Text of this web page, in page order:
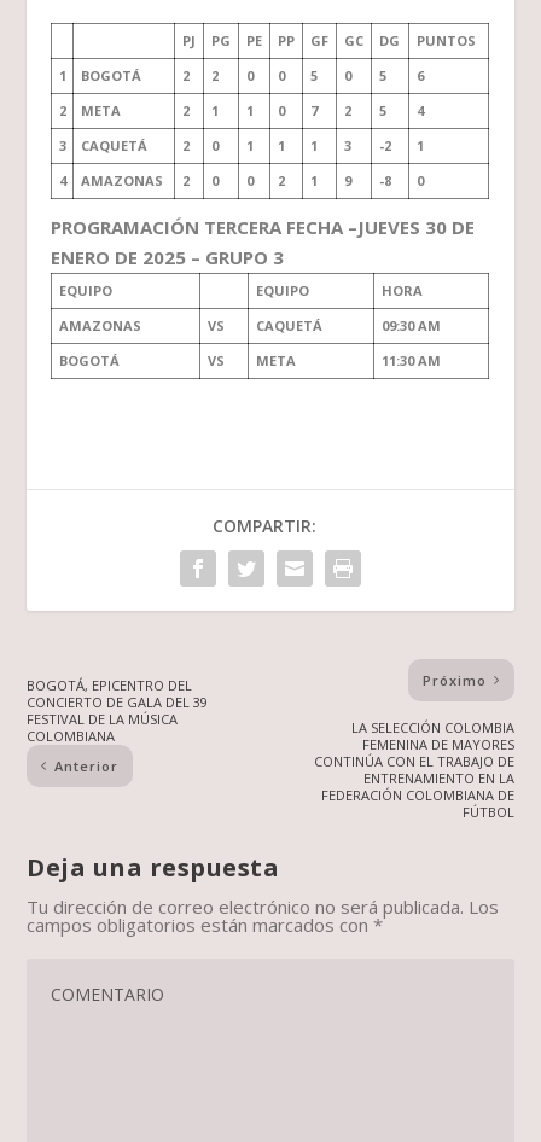
PJ PG PE PP GF GC DG
PUNTOS
1
BOGOTÁ 2 2 0 0 5 0 5
6
2
META 2 1 1 0 7 2 5
4
3
CAQUETÁ 2 0 1 1 1 3 -2
1
4
AMAZONAS 2 0 0 2 1 9 -8 0
PROGRAMACIÓN TERCERA FECHA –JUEVES 30 DE
ENERO DE 2025 – GRUPO 3
EQUIPO EQUIPO
HORA
AMAZONAS
VS CAQUETÁ
09:30 AM
BOGOTÁ
VS META 11:30 AM
COMPARTIR:
BOGOTÁ, EPICENTRO DEL
CONCIERTO DE GALA DEL 39
FESTIVAL DE LA MÚSICA
COLOMBIANA
Anterior
Próximo
LA SELECCIÓN COLOMBIA
FEMENINA DE MAYORES
CONTINÚA CON EL TRABAJO DE
ENTRENAMIENTO EN LA
FEDERACIÓN COLOMBIANA DE
FÚTBOL
Deja una respuesta
Tu dirección de correo electrónico no será publicada. Los
campos obligatorios están marcados con*